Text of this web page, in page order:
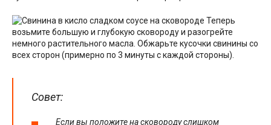
Теперь
возьмите большую и глубокую сковороду и разогрейте
немного растительного масла. Обжарьте кусочки свинины со
всех сторон (примерно по 3 минуты с каждой стороны).
Совет:
Если вы положите на сковороду слишком